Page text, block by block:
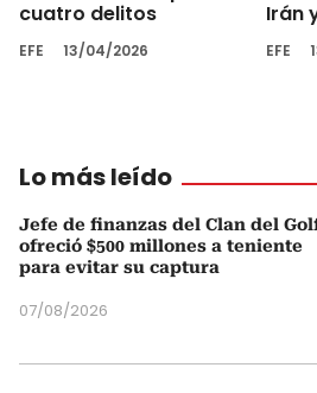
cuatro delitos
EFE 13/04/2026
Irán
EFE
Lo más leído
Jefe de finanzas del Clan del
ofreció $500 millones a teniente
para evitar su captura
07/08/2026